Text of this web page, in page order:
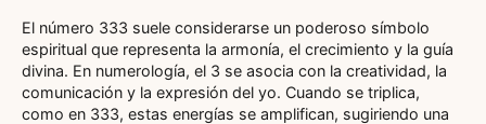
El número 333 suele considerarse un poderoso símbolo
espiritual que representa la armonía, el crecimiento y la guía
divina. En numerología, el 3 se asocia con la creatividad, la
comunicación y la expresión del yo. Cuando se triplica,
como en 333, estas energías se amplifican, sugiriendo una